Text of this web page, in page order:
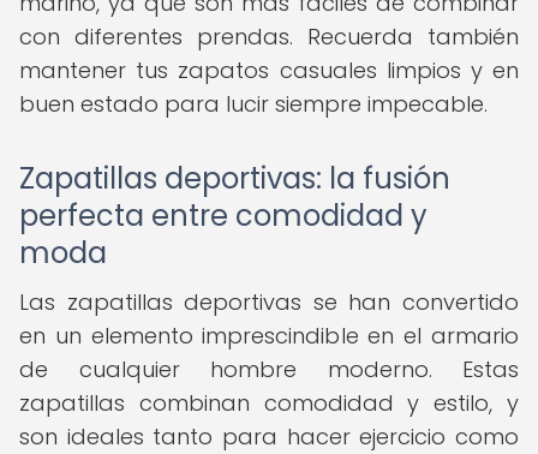
con diferentes prendas. Recuerda también
mantener tus zapatos casuales limpios y en
buen estado para lucir siempre impecable.
Zapatillas deportivas: la fusión
perfecta entre comodidad y
moda
Las zapatillas deportivas se han convertido
en un elemento imprescindible en el armario
de cualquier hombre moderno. Estas
zapatillas combinan comodidad y estilo, y
son ideales tanto para hacer ejercicio como